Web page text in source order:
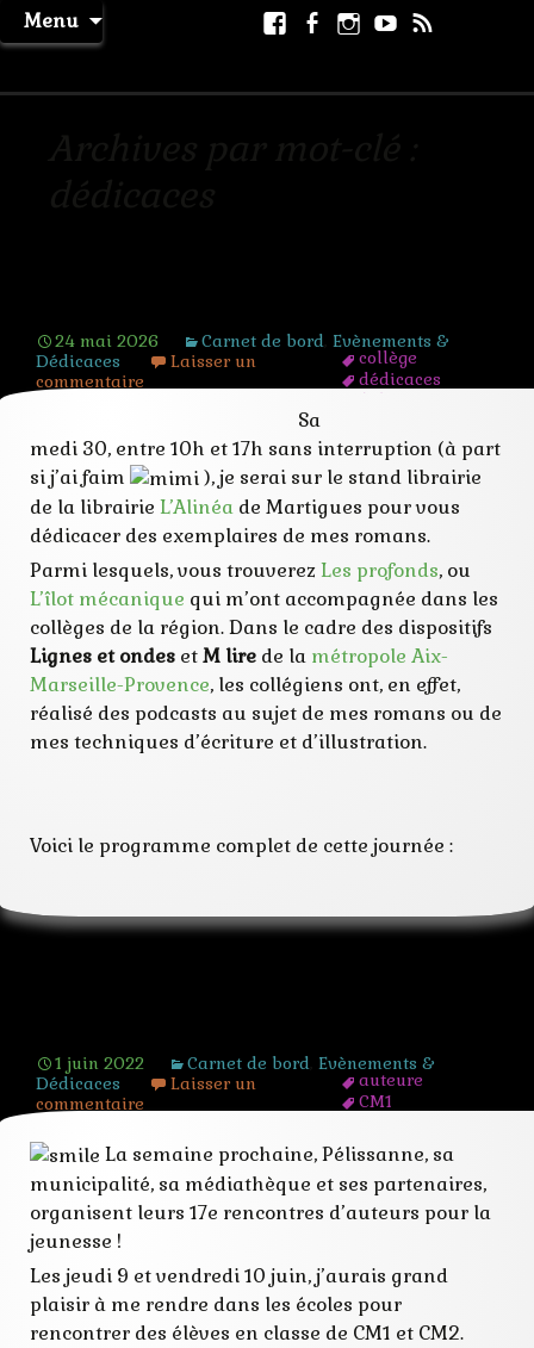
Menu
Aller
au
Facebook
Facebook
page
Instagram
Youtube
24 mai 2026 Carnet de bord Evènements &
Dédicaces
collège
dédicaces
évènements
rencontres
roman
salon
Laisser un
commentaire
Sa
medi 30, entre 10h et 17h sans interruption (à part
si j’ai faim
), je serai sur le stand librairie
de la librairie L’Alinéa de Martigues pour vous
dédicacer des exemplaires de mes romans.
Parmi lesquels, vous trouverezLes profonds, ou
L’îlot mécanique qui m’ont accompagnée dans les
collèges de la région. Dans le cadre des dispositifs
Lignes et ondes etM lire de la métropole Aix-
Marseille-Provence, les collégiens ont, en effet,
réalisé des podcasts au sujet de mes romans ou de
mes techniques d’écriture et d’illustration.
Voici le programme complet de cette journée :
1 juin 2022 Carnet de bord Evènements &
Dédicaces
auteure
CM1
ecole
écrivain
fantastique
festival
policier
question
rencontres
scolaire
Laisser un
commentaire
La semaine prochaine, Pélissanne, sa
municipalité, sa médiathèque et ses partenaires,
organisent leurs 17e rencontres d’auteurs pour la
jeunesse !
Les jeudi 9 et vendredi 10 juin, j’aurais grand
plaisir à me rendre dans les écoles pour
rencontrer des élèves en classe de CM1 et CM2.